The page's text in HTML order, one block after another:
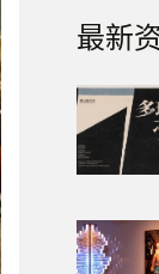
最新